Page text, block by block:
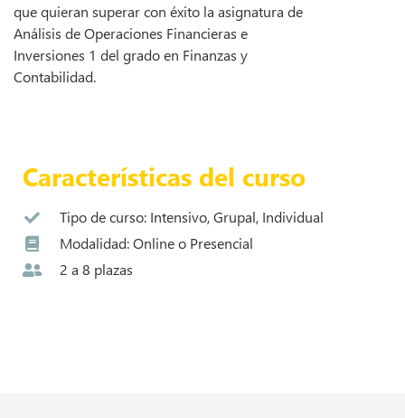
que quieran superar con éxito la asignatura de
Análisis de Operaciones Financieras e
Inversiones 1 del grado en Finanzas y
Contabilidad.
Características del curso
Tipo de curso: Intensivo, Grupal, Individual
Modalidad: Online o Presencial
2 a 8 plazas